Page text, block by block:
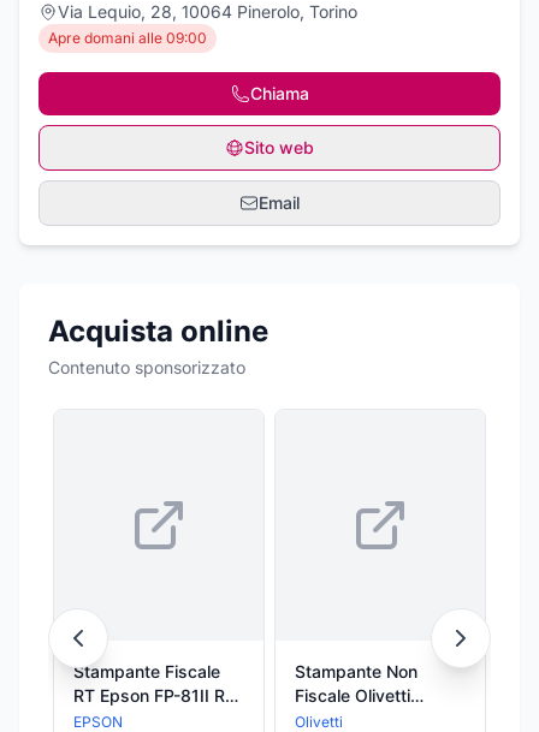
Via Lequio, 28, 10064 Pinerolo, Torino
Apre domani alle 09:00
Chiama
Sito web
Email
Acquista online
Contenuto sponsorizzato
Stampante Fiscale
RT Epson FP-81II RT
tastierino e display di
EPSON
Stampante Non
Fiscale Olivetti
PRT105 per
Olivetti